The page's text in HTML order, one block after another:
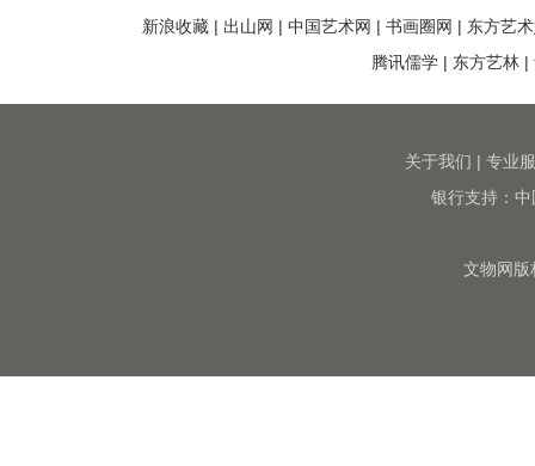
新浪收藏 | 出山网 | 中国艺术网 | 书画圈网 | 东方艺
腾讯儒学 | 东方艺林 |
关于我们 | 专业
银行支持：
文物网